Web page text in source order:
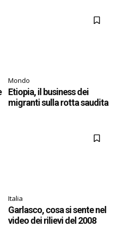
Mondo
Etiopia, il business dei
migranti sulla rotta saudita
Italia
Garlasco, cosa si sente nel
video dei rilievi del 2008